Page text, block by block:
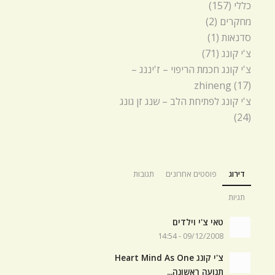
כללי (157)
מחקרים (2)
סדנאות (1)
צ'י קונג (71)
צ'י קונג חכמת הריפוי – ז'יננג –
zhineng (17)
צ'י קונג לפתיחת הלב – שנג זן גונג
(24)
דירוג פוסטים אחרונים תגובות
תגיות
טאי צ'י וילדים
09/12/2008 - 14:54
צ'י קונג Heart Mind As One
תנועה ראשונה...